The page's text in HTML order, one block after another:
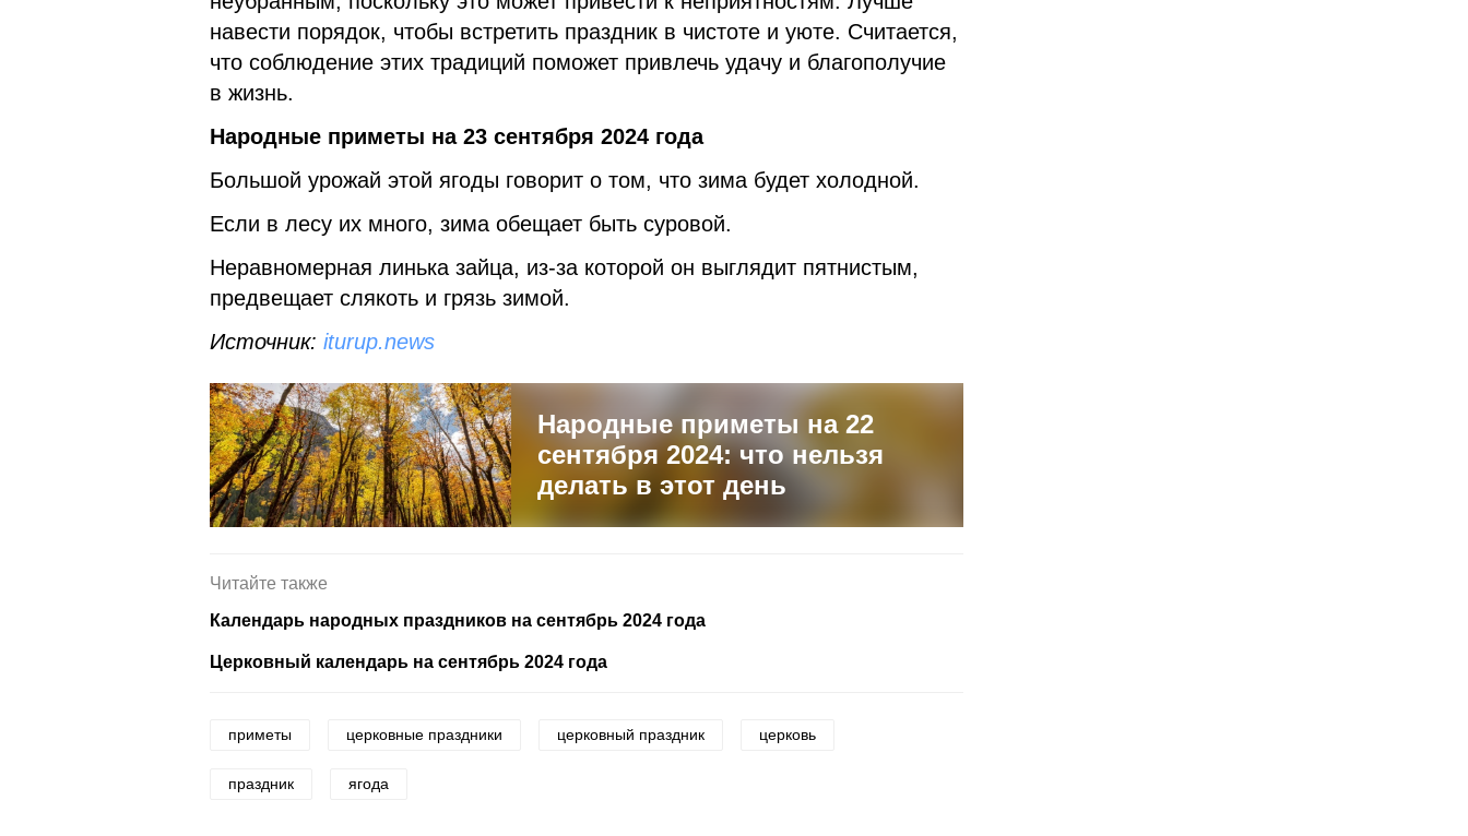
навести порядок, чтобы встретить праздник в чистоте и уюте. Считается,
что соблюдение этих традиций поможет привлечь удачу и благополучие
в жизнь.
Народные приметы на 23 сентября 2024 года
Большой урожай этой ягоды говорит о том, что зима будет холодной.
Если в лесу их много, зима обещает быть суровой.
Неравномерная линька зайца, из-за которой он выглядит пятнистым,
предвещает слякоть и грязь зимой.
Источник: iturup.news
Народные приметы на 22
сентября 2024: что нельзя
делать в этот день
Читайте также
Календарь народных праздников на сентябрь 2024 года
Церковный календарь на сентябрь 2024 года
приметы церковные праздники церковный праздник церковь
праздник ягода